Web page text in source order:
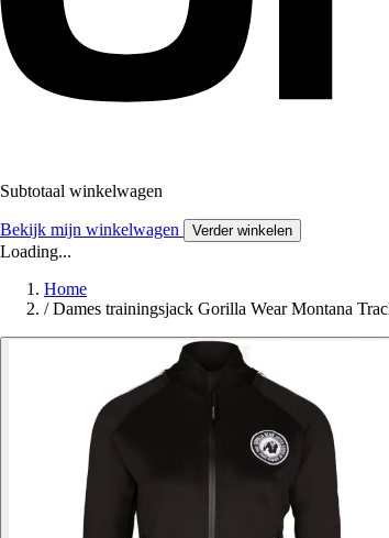
Subtotaal winkelwagen
Bekijk mijn winkelwagen Verder winkelen
Loading...
Home
/ Dames trainingsjack Gorilla Wear Montana